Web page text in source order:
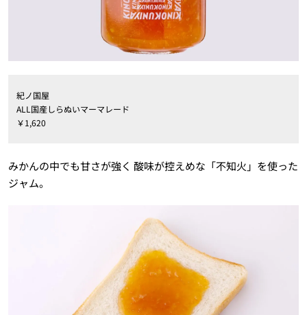
紀ノ国屋
ALL国産しらぬいマーマレード
￥1,620
みかんの中でも甘さが強く 酸味が控えめな「不知火」を使った
ジャム。